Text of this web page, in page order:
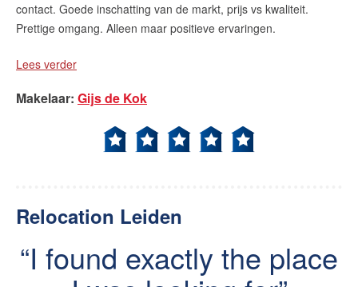
contact. Goede inschatting van de markt, prijs vs kwaliteit.
Prettige omgang. Alleen maar positieve ervaringen.
Lees verder
Makelaar: Gijs de Kok
Relocation Leiden
I found exactly the place